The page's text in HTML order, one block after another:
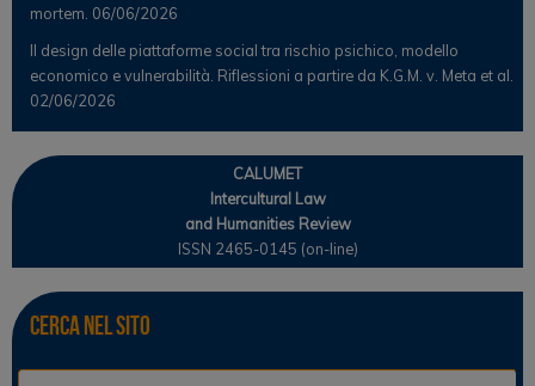
mortem. 06/06/2026
Il design delle piattaforme social tra rischio psichico, modello
economico e vulnerabilità. Riflessioni a partire da K.G.M. v. Meta et al.
02/06/2026
CALUMET
Intercultural Law
and Humanities Review
ISSN 2465-0145 (on-line)
Cerca nel sito